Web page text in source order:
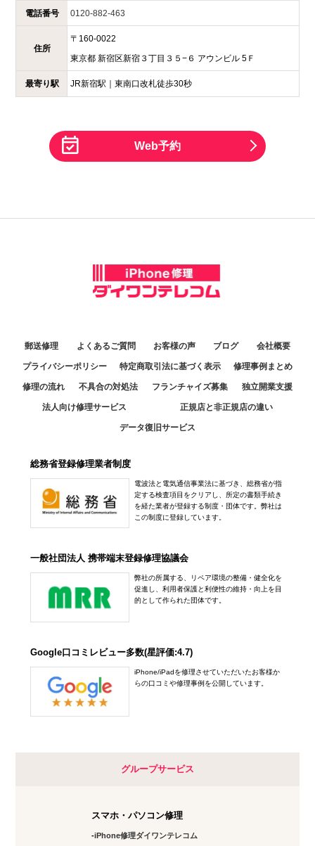
電話番号 0120-882-463
住所
〒 160-0022
東京都 新宿区新宿３丁目３５−６ アウンビル 5Ｆ
最寄り駅 JR新宿駅｜東南口改札徒歩30秒
Web予約
郵送修理 よくあるご質問 お客様の声 ブログ 会社概要
プライバシーポリシー 特定商取引法に基づく表示 修理事例まとめ
修理の流れ 不具合の対処法 フランチャイズ募集 独立開業支援
法人向け修理サービス 正規店と非正規店の違い
データ復旧サービス
総務省登録修理業者制度
電波法と電気通信事業法に基づき、総務省が指
定する検査項目をクリアし、所定の書類手続き
を経た業者が登録する制度・団体です。弊社は
この制度に登録しています。
一般社団法人 携帯端末登録修理協議会
弊社の所属する、リペア環境の整備・健全化を
促進し、利用者保護と利便性の維持・向上を目
的として作られた団体です。
Google口コミレビュー多数(星評価:4.7)
iPhone/iPadを修理させていただいたお客様か
らの口コミや修理事例を公開しています。
グループサービス
スマホ・パソコン修理
iPhone修理ダイワンテレコム